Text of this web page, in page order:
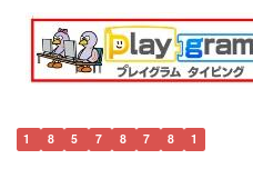
1 8 5 7 8 7 8 1